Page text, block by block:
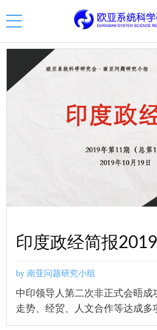
印度政经简报
by 南亚问题研究小组
中印领导人第二次非正式会晤成
走势、经贸、人文合作等达成多